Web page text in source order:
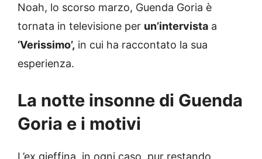
Noah, lo scorso marzo, Guenda Goria è
tornata in televisione per un’intervista a
‘Verissimo’, in cui ha raccontato la sua
esperienza.
La notte insonne di Guenda
Goria e i motivi
L’ex gieffina, in ogni caso, pur restando